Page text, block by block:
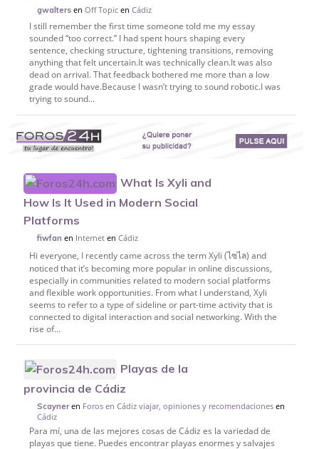
gwalters enOff Topic enCádiz
I still remember the first time someone told me my essay
sounded “too correct.” I had spent hours shaping every
sentence, checking structure, tightening transitions, removing
anything that felt uncertain.It was technically clean.It was also
dead on arrival. That feedback bothered me more than a low
grade would have.Because I wasn’t trying to sound robotic.I was
trying to sound...
What Is Xyli and
How Is It Used in Modern Social
Platforms
fiwfan en Internet enCádiz
Hi everyone, I recently came across the term Xyli (ไซไล) and
noticed that it’s becoming more popular in online discussions,
especially in communities related to modern social platforms
and flexible work opportunities. From what I understand, Xyli
seems to refer to a type of sideline or part-time activity that is
connected to digital interaction and social networking. With the
rise of...
Playas de la
provincia de Cádiz
Scayneren Foros en Cádiz viajar, opiniones y recomendaciones en
Cádiz
Para mí, una de las mejores cosas de Cádiz es la variedad de
playas que tiene. Puedes encontrar playas enormes y salvajes